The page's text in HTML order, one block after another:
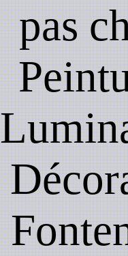
pas